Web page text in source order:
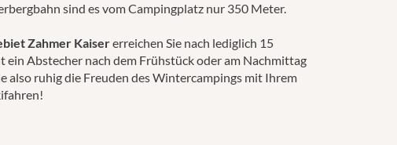
sind es vom Campingplatz nur 350 Meter.
Zahmer Kaisererreichen Sie nach lediglich 15
Abstecher nach dem Frühstück oder am Nachmittag
also ruhig die Freuden des Wintercampings mit Ihrem